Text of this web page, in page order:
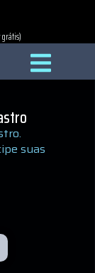
grátis)
suas